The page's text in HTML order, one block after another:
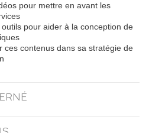
pour mettre en avant les
pour aider à la conception de
ces contenus dans sa stratégie de